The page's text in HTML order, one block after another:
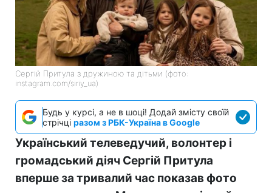
Сергій Притула з дружиною та дітьми (фото:
instagram.com/siriy_ua)
Будь у курсі, а не в шоці! Додай змісту своїй
стрічці разом з РБК-Україна в Google
Український телеведучий, волонтер і
громадський діяч Сергій Притула
вперше за тривалий час показав фото